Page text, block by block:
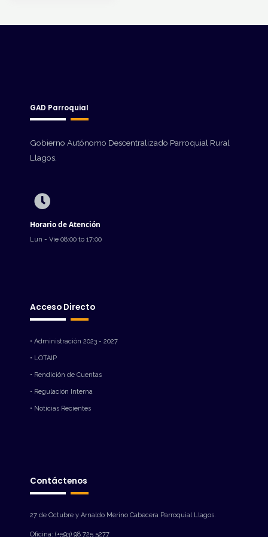
GAD Parroquial
Gobierno Autónomo Descentralizado Parroquial Rural
Llagos.
Horario de Atención
Lun - Vie 08:00 to 17:00
Acceso Directo
• Administración 2023 - 2027
• LOTAIP
• Rendición de Cuentas
• Regulación Interna
• Noticias Recientes
Contáctenos
27 de Octubre y Arnaldo Merino Cabecera Parroquial Llagos.
Oficina: (+593) 98 725 5277